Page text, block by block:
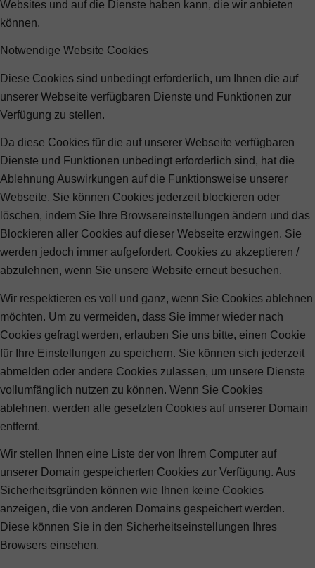
Websites und auf die Dienste haben kann, die wir anbieten
können.
Notwendige Website Cookies
Diese Cookies sind unbedingt erforderlich, um Ihnen die auf
unserer Webseite verfügbaren Dienste und Funktionen zur
Verfügung zu stellen.
Da diese Cookies für die auf unserer Webseite verfügbaren
Dienste und Funktionen unbedingt erforderlich sind, hat die
Ablehnung Auswirkungen auf die Funktionsweise unserer
Webseite. Sie können Cookies jederzeit blockieren oder
löschen, indem Sie Ihre Browsereinstellungen ändern und das
Blockieren aller Cookies auf dieser Webseite erzwingen. Sie
werden jedoch immer aufgefordert, Cookies zu akzeptieren /
abzulehnen, wenn Sie unsere Website erneut besuchen.
Wir respektieren es voll und ganz, wenn Sie Cookies ablehnen
möchten. Um zu vermeiden, dass Sie immer wieder nach
Cookies gefragt werden, erlauben Sie uns bitte, einen Cookie
für Ihre Einstellungen zu speichern. Sie können sich jederzeit
abmelden oder andere Cookies zulassen, um unsere Dienste
vollumfänglich nutzen zu können. Wenn Sie Cookies
ablehnen, werden alle gesetzten Cookies auf unserer Domain
entfernt.
Wir stellen Ihnen eine Liste der von Ihrem Computer auf
unserer Domain gespeicherten Cookies zur Verfügung. Aus
Sicherheitsgründen können wie Ihnen keine Cookies
anzeigen, die von anderen Domains gespeichert werden.
Diese können Sie in den Sicherheitseinstellungen Ihres
Browsers einsehen.